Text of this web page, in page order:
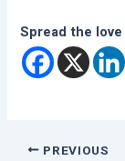
Spread the love
PREVIOUS